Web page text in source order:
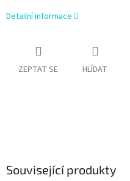
Detailní informace
ZEPTAT SE HLÍDAT
Související produkty